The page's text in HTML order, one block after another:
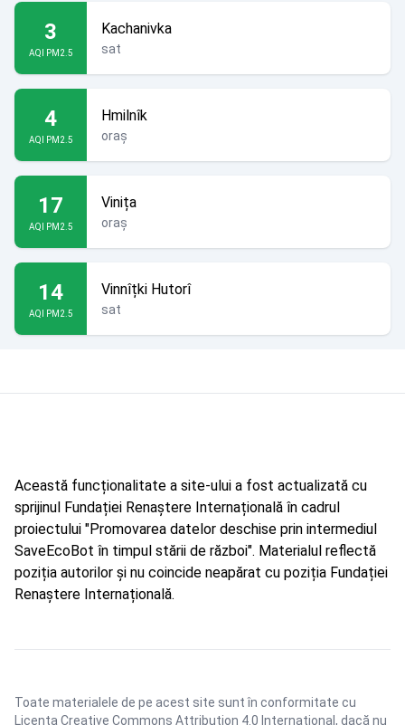
3
AQI PM2.5
Kachanivka
sat
4
AQI PM2.5
Hmilnîk
oraș
17
AQI PM2.5
Vinița
oraș
14
AQI PM2.5
Vinnîțki Hutorî
sat
Această funcționalitate a site-ului a fost actualizată cu
sprijinul Fundației Renaștere Internațională în cadrul
proiectului "Promovarea datelor deschise prin intermediul
SaveEcoBot în timpul stării de război". Materialul reflectă
poziția autorilor și nu coincide neapărat cu poziția Fundației
Renaștere Internațională.
Toate materialele de pe acest site sunt în conformitate cu
Licența Creative Commons Attribution 4.0 International , dacă nu